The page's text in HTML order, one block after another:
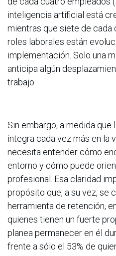
inteligencia artificial está
mientras que siete de cada
roles laborales están
implementación. Solo una
anticipa algún
trabajo.
Sin embargo, a medida
integra cada vez más en la
necesita entender cómo
entorno y cómo puede
profesional. Esa claridad
propósito que, a su vez, se
herramienta de retención,
quienes tienen un fuerte
planea permanecer en él
frente a sólo el 53% de